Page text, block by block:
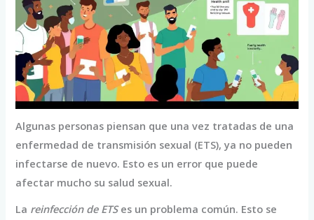
Algunas personas piensan que una vez tratadas de una
enfermedad de transmisión sexual (ETS), ya no pueden
infectarse de nuevo. Esto es un error que puede
afectar mucho su salud sexual.
La reinfección de ETSes un problema común. Esto se